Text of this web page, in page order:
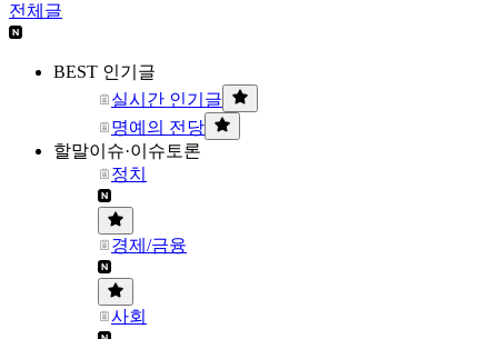
전체글
BEST 인기글
실시간 인기글
명예의 전당
할말이슈·이슈토론
정치
경제/금융
사회